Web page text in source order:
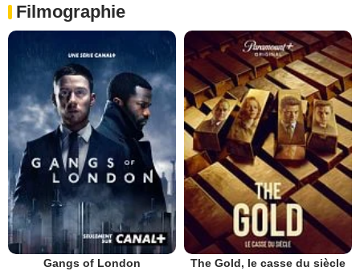
Filmographie
Gangs of London The Gold, le casse du siècle